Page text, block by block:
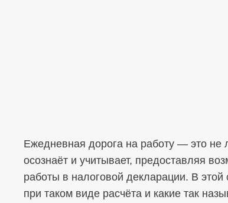
Ежедневная дорога на работу — это не
осознаёт и учитывает, предоставляя
работы в налоговой декларации. В
при таком виде расчёта и какие так